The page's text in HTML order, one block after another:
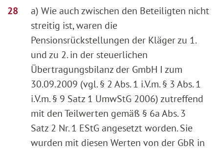
a) Wie auch zwischen den Beteiligten nicht
streitig ist, waren die
Pensionsrückstellungen der Kläger zu 1.
und zu 2. in der steuerlichen
Übertragungsbilanz der GmbH I zum
30.09.2009 (vgl. § 2 Abs. 1 i.V.m. § 3 Abs. 1
i.V.m. § 9 Satz 1 UmwStG 2006) zutreffend
mit den Teilwerten gemäß § 6a Abs. 3
Satz 2 Nr. 1 EStG angesetzt worden. Sie
wurden mit diesen Werten von der GbR in